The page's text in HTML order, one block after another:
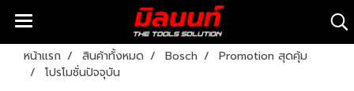
หน้าแรก สินค้าทั้งหมด Bosch
Promotion สุดคุ้ม
โปรโมชั่นปัจจุบัน